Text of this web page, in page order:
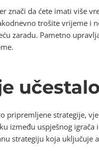
znači da ćete imati više
trošite vrijeme i
zaradu. Pametno
pripremljene strategije,
između uspješnog igrača
strategiju koja